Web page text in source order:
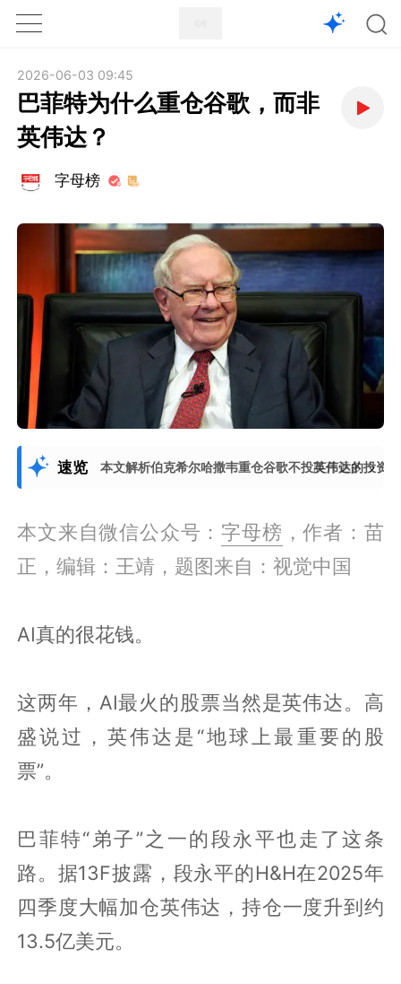
1X
2026-06-03 09:45
巴菲特为什么重仓谷歌，而非
英伟达？
字母榜
速览 本文解析伯克希尔哈撒韦重仓谷歌不投英伟达的投资
展开更多
本文来自微信公众号：字母榜 ，作者：苗
正，编辑：王靖，题图来自：视觉中国
AI真的很花钱。
这两年，AI最火的股票当然是英伟达。高
盛说过，英伟达是“地球上最重要的股
票”。
巴菲特“弟子”之一的段永平也走了这条
路。据13F披露，段永平的H&H在2025年
四季度大幅加仓英伟达，持仓一度升到约
13.5亿美元。